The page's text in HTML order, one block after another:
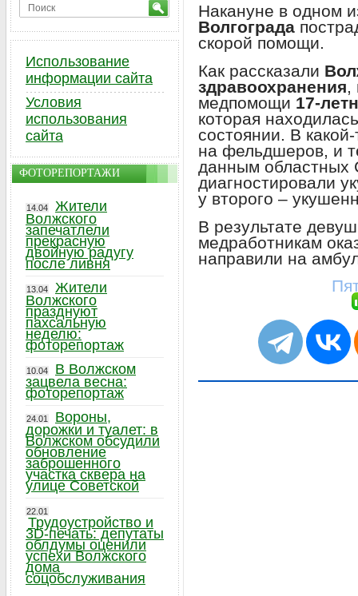
Накануне в одном
Волгограда
скорой помощи.
Как рассказали
здравоохранения,
медпомощи 17-
которая
состоянии. В
на фельдшеров, и
данным областных
диагностировали
у второго –
В результате
медработникам
направили на
Использование
информации сайта
Условия
использования
сайта
ФОТОРЕПОРТАЖИ
14.04
Жители
Волжского
запечатлели
прекрасную
двойную радугу
после ливня
13.04
Жители
Волжского
празднуют
пахсальную
неделю:
фоторепортаж
10.04
В Волжском
зацвела весна:
фоторепортаж
24.01
Вороны,
дорожки и туалет: в
Волжском обсудили
обновление
заброшенного
участка сквера на
улице Советской
22.01
Трудоустройство и
3D-печать: депутаты
облдумы оценили
успехи Волжского
дома
соцобслуживания